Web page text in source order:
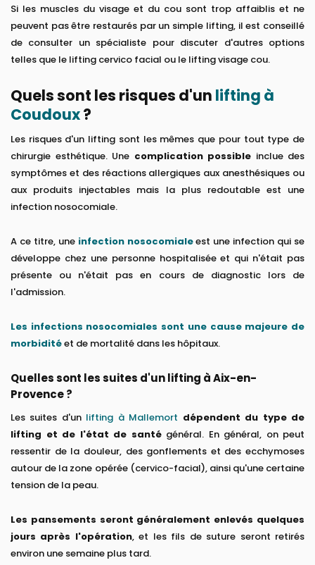
Si les muscles du visage et du cou sont trop affaiblis et ne
peuvent pas être restaurés par un simple lifting, il est conseillé
de consulter un spécialiste pour discuter d'autres options
telles que le lifting cervico facial ou le lifting visage cou.
Quels sont les risques d'un lifting à
Coudoux?
Les risques d'un lifting sont les mêmes que pour tout type de
chirurgie esthétique. Une complication possible inclue des
symptômes et des réactions allergiques aux anesthésiques ou
aux produits injectables mais la plus redoutable est une
infection nosocomiale.
A ce titre, une infection nosocomialeest une infection qui se
développe chez une personne hospitalisée et qui n'était pas
présente ou n'était pas en cours de diagnostic lors de
l'admission.
Les infections nosocomiales sont une cause majeure de
morbiditéet de mortalité dans les hôpitaux.
Quelles sont les suites d'un lifting à Aix-en-
Provence ?
Les suites d'un lifting à Mallemort dépendent du type de
lifting et de l'état de santégénéral. En général, on peut
ressentir de la douleur, des gonflements et des ecchymoses
autour de la zone opérée (cervico-facial), ainsi qu'une certaine
tension de la peau.
Les pansements seront généralement enlevés quelques
jours après l'opération, et les fils de suture seront retirés
environ une semaine plus tard.